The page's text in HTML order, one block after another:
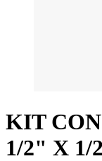
KIT CON
1/2" X 1/